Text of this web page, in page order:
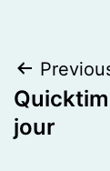
Post
jour